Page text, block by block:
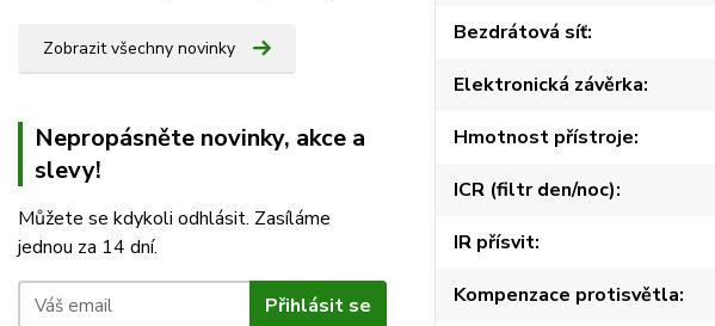
Zobrazit všechny novinky
Nepropásněte novinky, akce a
slevy!
Můžete se kdykoli odhlásit. Zasíláme
jednou za 14 dní.
Přihlásit se
Bezdrátová síť
Elektronická závěrka
Hmotnost přístroje
ICR (filtr den/noc)
IR přísvit
Kompenzace protisvětla